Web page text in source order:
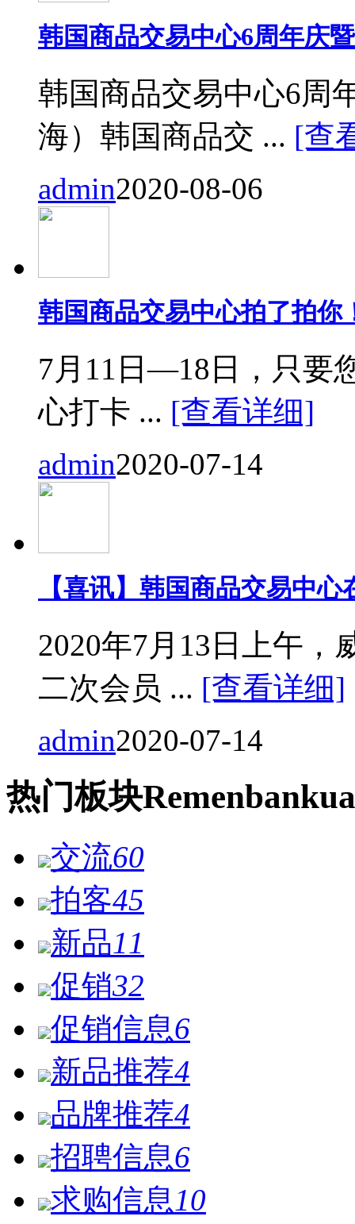
韩国商品交易中心6周年庆
韩国商品交易中心6周
海）韩国商品交 ... [查
admin2020-08-06
韩国商品交易中心拍了拍你
7月11日—18日，只要
心打卡 ... [查看详细]
admin2020-07-14
【喜讯】韩国商品交易中
2020年7月13日上午，
二次会员 ... [查看详细]
admin2020-07-14
热门板块Remen
交流60
拍客45
新品11
促销32
促销信息6
新品推荐4
品牌推荐4
招聘信息6
求购信息 10